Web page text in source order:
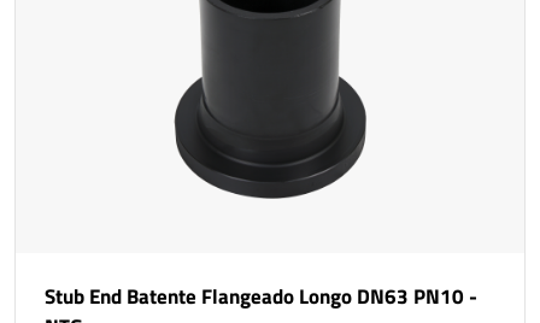
Stub End Batente Flangeado Longo DN63 PN10 -